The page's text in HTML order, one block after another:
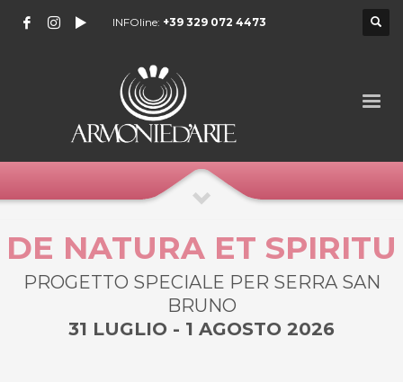
INFOline: +39 329 072 4473
DE NATURA ET SPIRITU
PROGETTO SPECIALE PER SERRA SAN
BRUNO
31 LUGLIO - 1 AGOSTO 2026